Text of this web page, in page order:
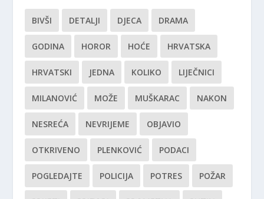
BIVŠI DETALJI DJECA DRAMA
GODINA HOROR HOĆE HRVATSKA
HRVATSKI JEDNA KOLIKO LIJEČNICI
MILANOVIĆ MOŽE MUŠKARAC NAKON
NESREĆA NEVRIJEME OBJAVIO
OTKRIVENO PLENKOVIĆ PODACI
POGLEDAJTE POLICIJA POTRES POŽAR